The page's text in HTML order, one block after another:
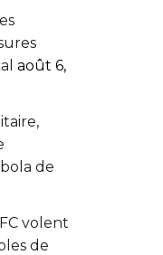
août 6,
de
volent
de